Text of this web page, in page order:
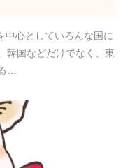
中心としていろんな国に
韓国などだけでなく、東
…